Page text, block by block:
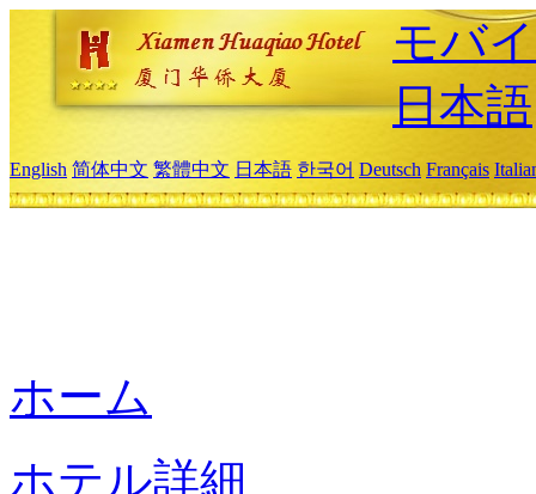
モバ
日本語
English 简体中文 繁體中文 日本語 한국어 Deutsch Français
ホーム
ホテル詳細